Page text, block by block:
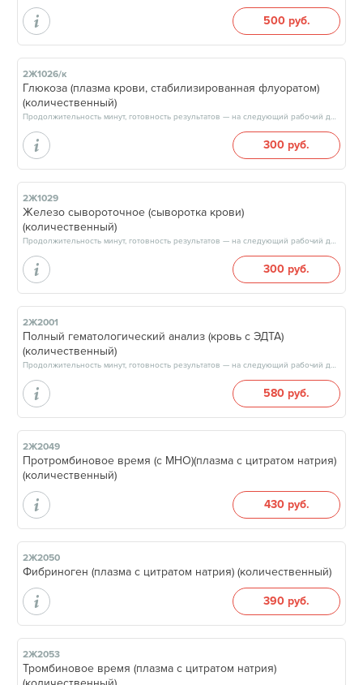
500 руб.
2Ж1026/к
Глюкоза (плазма крови, стабилизированная флуоратом)
(количественный)
Продолжительность минут, готовность результатов — на следующий рабочий день, после 15:00
300 руб.
2Ж1029
Железо сывороточное (сыворотка крови)
(количественный)
Продолжительность минут, готовность результатов — на следующий рабочий день, после 15:00
300 руб.
2Ж2001
Полный гематологический анализ (кровь с ЭДТА)
(количественный)
Продолжительность минут, готовность результатов — на следующий рабочий день, после 17:00
580 руб.
2Ж2049
Протромбиновое время (с МНО)(плазма с цитратом натрия)
(количественный)
430 руб.
2Ж2050
Фибриноген (плазма с цитратом натрия) (количественный)
390 руб.
2Ж2053
Тромбиновое время (плазма с цитратом натрия)